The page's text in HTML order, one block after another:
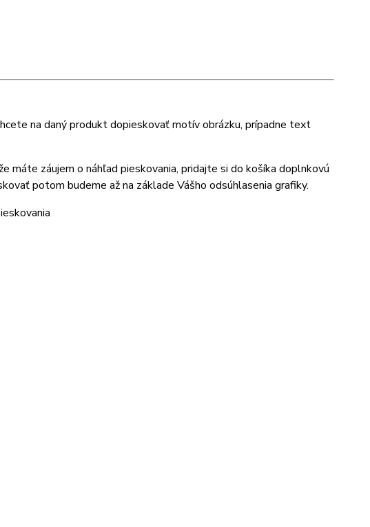
na daný produkt dopieskovať motív obrázku, prípadne text
máte záujem o náhľad pieskovania, pridajte si do košíka doplnkovú
potom budeme až na základe Vášho odsúhlasenia grafiky.